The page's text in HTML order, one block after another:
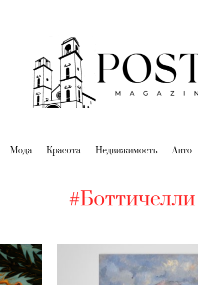
(current)
Мода(current)
Красота (current)
Недвижимость(current)
Авто
#Боттичелли